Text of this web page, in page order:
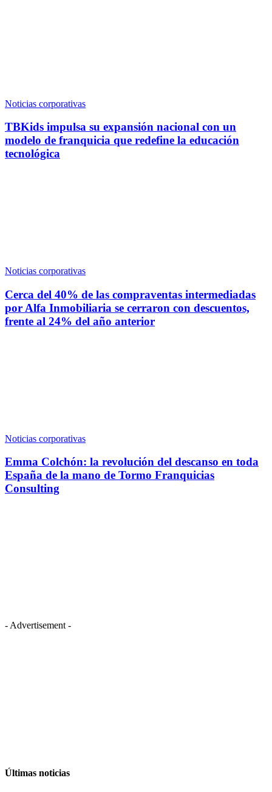
Noticias corporativas
TBKids impulsa su expansión nacional con un
modelo de franquicia que redefine la educación
tecnológica
Noticias corporativas
Cerca del 40% de las compraventas intermediadas
por Alfa Inmobiliaria se cerraron con descuentos,
frente al 24% del año anterior
Noticias corporativas
Emma Colchón: la revolución del descanso en toda
España de la mano de Tormo Franquicias
Consulting
- Advertisement -
Últimas noticias